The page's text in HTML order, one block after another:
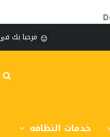
مرحبا بك
خدمات النظافه